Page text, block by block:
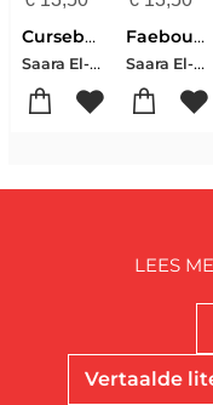
Cursebound
Saara El-arifi
Faebound
Saara El-Arifi
Vertaalde
LEES